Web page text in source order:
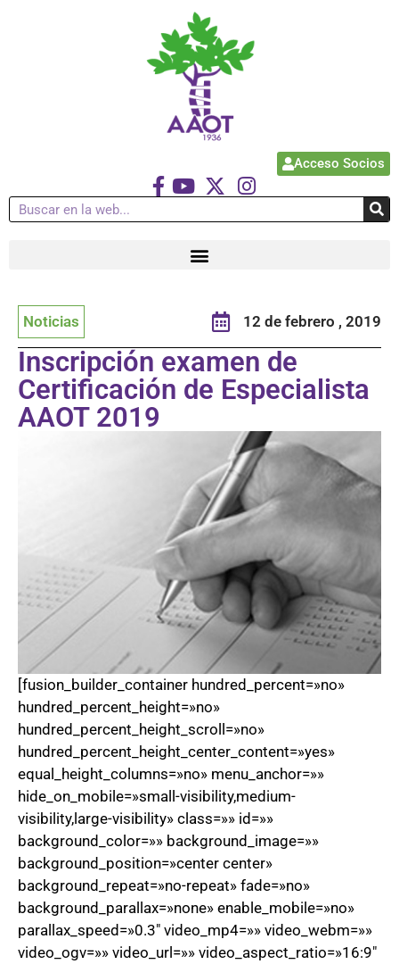
Acceso Socios
Noticias 12 de febrero , 2019
Inscripción examen de
Certificación de Especialista
AAOT 2019
[fusion_builder_container hundred_percent=»no»
hundred_percent_height=»no»
hundred_percent_height_scroll=»no»
hundred_percent_height_center_content=»yes»
equal_height_columns=»no» menu_anchor=»»
hide_on_mobile=»small-visibility,medium-
visibility,large-visibility» class=»» id=»»
background_color=»» background_image=»»
background_position=»center center»
background_repeat=»no-repeat» fade=»no»
background_parallax=»none» enable_mobile=»no»
parallax_speed=»0.3″ video_mp4=»» video_webm=»»
video_ogv=»» video_url=»» video_aspect_ratio=»16:9″